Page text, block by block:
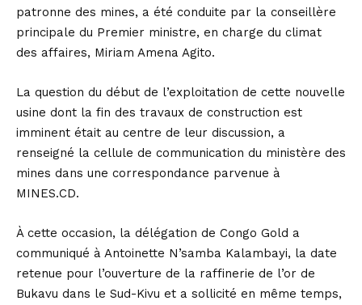
patronne des mines, a été conduite par la conseillère
principale du Premier ministre, en charge du climat
des affaires, Miriam Amena Agito.
La question du début de l’exploitation de cette nouvelle
usine dont la fin des travaux de construction est
imminent était au centre de leur discussion, a
renseigné la cellule de communication du ministère des
mines dans une correspondance parvenue à
MINES.CD.
À cette occasion, la délégation de Congo Gold a
communiqué à Antoinette N’samba Kalambayi, la date
retenue pour l’ouverture de la raffinerie de l’or de
Bukavu dans le Sud-Kivu et a sollicité en même temps,